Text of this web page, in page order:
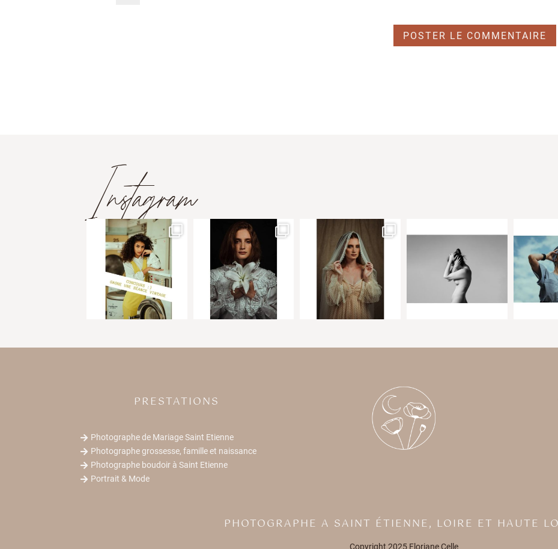
Instagram
PRESTATIONS
 Photographe de Mariage Saint Etienne
 Photographe grossesse, famille et naissance
 Photographe boudoir à Saint Etienne
 Portrait & Mode
PHOTOGRAPHE A SAINT ÉTIENNE, LOIRE ET HAUTE
Copyright 2025 Floriane Celle